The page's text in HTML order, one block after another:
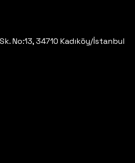
No:13, 34710 Kadıköy/İstanbul